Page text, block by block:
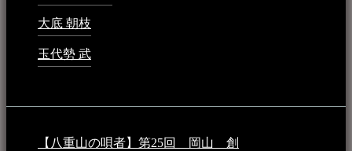
大底 朝枝
玉代勢 武
【八重山の唄者】第25回 岡山 創